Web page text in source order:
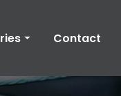
Contact